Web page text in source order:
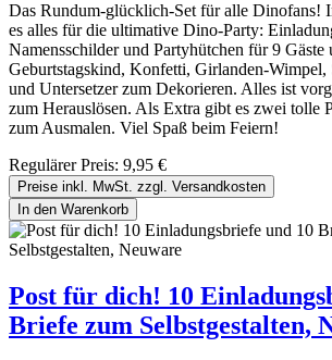
Das Rundum-glücklich-Set für alle Dinofans!
es alles für die ultimative Dino-Party:
Namensschilder und Partyhütchen für 9 Gäste
Geburtstagskind, Konfetti, Girlanden-Wimpel,
und Untersetzer zum Dekorieren. Alles ist
zum Herauslösen. Als Extra gibt es zwei tolle
zum Ausmalen. Viel Spaß beim Feiern!
Regulärer Preis: 9,95 €
Preise inkl. MwSt. zzgl. Versandkosten
In den Warenkorb
Post für dich! 10
Briefe zum Selbstgestalten,